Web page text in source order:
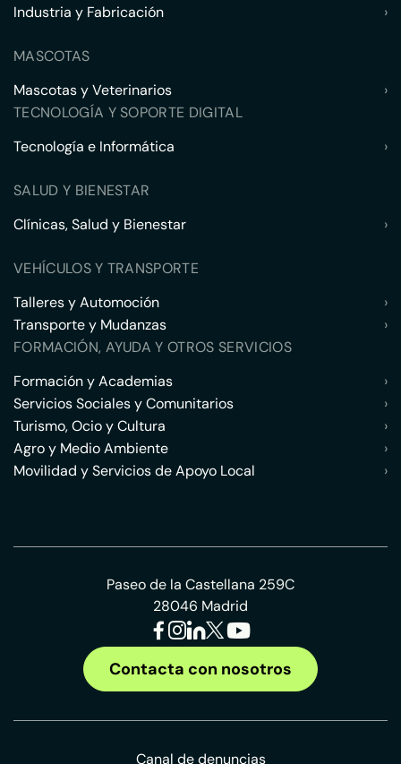
Industria y Fabricación
›
MASCOTAS
Mascotas y Veterinarios
›
TECNOLOGÍA Y SOPORTE DIGITAL
Tecnología e Informática
›
SALUD Y BIENESTAR
Clínicas, Salud y Bienestar
›
VEHÍCULOS Y TRANSPORTE
Talleres y Automoción
›
Transporte y Mudanzas
›
FORMACIÓN, AYUDA Y OTROS SERVICIOS
Formación y Academias
›
Servicios Sociales y Comunitarios
›
Turismo, Ocio y Cultura
›
Agro y Medio Ambiente
›
Movilidad y Servicios de Apoyo Local
›
Paseo de la Castellana 259C
28046 Madrid
Contacta con nosotros
Canal de denuncias